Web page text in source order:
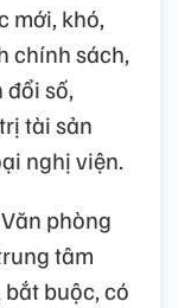
mới, khó,
chính sách,
số,
tài sản
nghị viện.
phòng
tâm
buộc, có